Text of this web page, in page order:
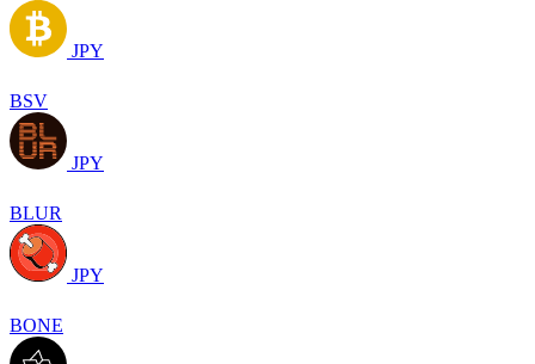
JPY
BSV
JPY
BLUR
JPY
BONE